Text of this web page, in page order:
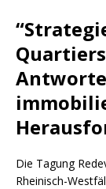
Die Tagung
Rheinisch-